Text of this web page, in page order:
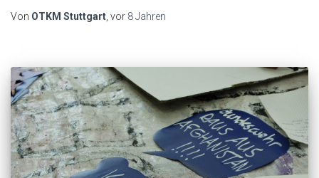
Von OTKM Stuttgart , vor 8 Jahren